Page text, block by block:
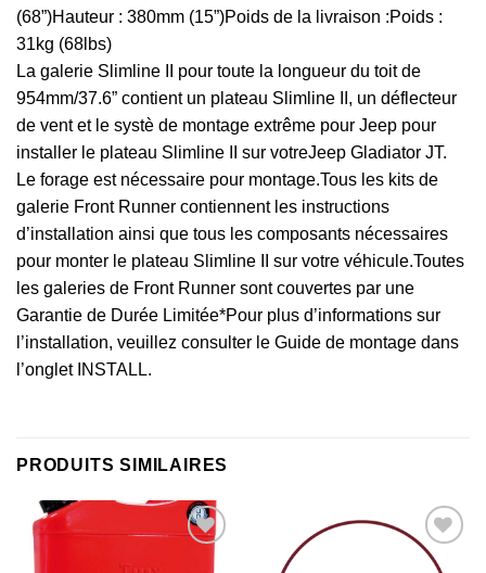
(68”)Hauteur : 380mm (15”)Poids de la livraison :Poids :
31kg (68lbs)
La galerie Slimline II pour toute la longueur du toit de
954mm/37.6” contient un plateau Slimline II, un déflecteur
de vent et le systè de montage extrême pour Jeep pour
installer le plateau Slimline II sur votreJeep Gladiator JT.
Le forage est nécessaire pour montage.Tous les kits de
galerie Front Runner contiennent les instructions
d’installation ainsi que tous les composants nécessaires
pour monter le plateau Slimline II sur votre véhicule.Toutes
les galeries de Front Runner sont couvertes par une
Garantie de Durée Limitée*Pour plus d’informations sur
l’installation, veuillez consulter le Guide de montage dans
l’onglet INSTALL.
PRODUITS SIMILAIRES
Ajouter
Ajouter